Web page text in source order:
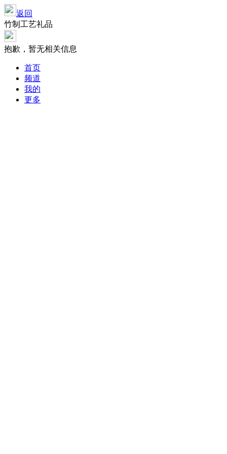
返回
竹制工艺礼品
抱歉，暂无相关信息
首页
频道
我的
更多